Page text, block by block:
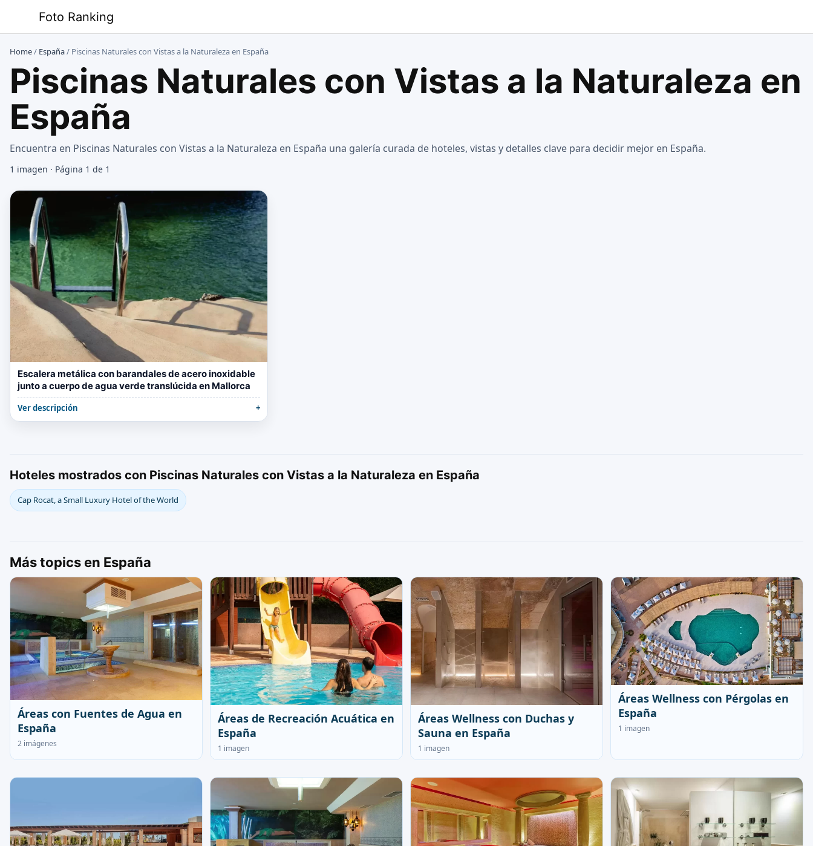
contenido
Foto Ranking
Home/ España/ Piscinas Naturales con Vistas a la Naturaleza en España
Piscinas Naturales con Vistas a la Naturaleza en
España
Encuentra en Piscinas Naturales con Vistas a la Naturaleza en España una galería curada de hoteles, vistas y detalles clave para decidir mejor en España.
1 imagen · Página 1 de 1
Escalera metálica con barandales de acero inoxidable
junto a cuerpo de agua verde translúcida en Mallorca
Ver descripción
Hoteles mostrados con Piscinas Naturales con Vistas a la Naturaleza en España
Cap Rocat, a Small Luxury Hotel of the World
Más topics en España
Áreas con Fuentes de Agua en
España
2 imágenes
Áreas de Recreación Acuática en
España
1 imagen
Áreas Wellness con Duchas y
Sauna en España
1 imagen
Áreas Wellness con Pérgolas en
España
1 imagen